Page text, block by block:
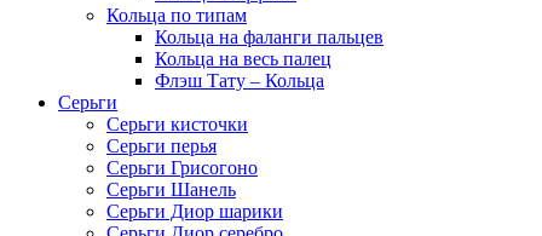
Кольца по типам
Кольца на фаланги пальцев
Кольца на весь палец
Флэш Тату – Кольца
Серьги
Серьги кисточки
Серьги перья
Серьги Грисогоно
Серьги Шанель
Серьги Диор шарики